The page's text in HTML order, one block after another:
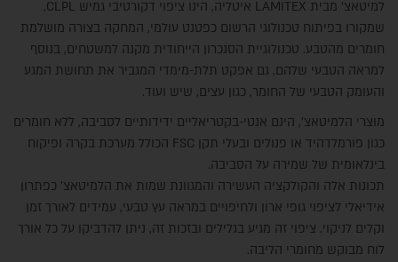
למיטאצ' מבית LAMITEX איטליה, הינו ציפוי דקורטיבי גמיש CLPL,
שמקורו בפיתוח טכנולוגי הרשום כפטנט עולמי, המחקה בצורה מושלמת
חומרים מהטבע. טכנולוגיית הסנכרון הייחודית מקנה למשטחים, בנוסף
למראה הטבעי שלהם, גם אפקט תלת-מימדי המגביר את תחושת המגע
והעומק הטבעי של החומר, כגון עצים, שיש ועוד.
מוצרי הלמיטאצ', הינם אנטי-בקטריאליים ידידותיים לסביבה, ללא חומרים
כגון פורמלדהיד או פנולים ובעלי תקן FSC הכולל מערכת בקרה ופיקוח
בינלאומית של שמירה על הסביבה.
תכונות אלה והקולקציה העשירה והמגוונת שמות את הלמיטאצ' כפתרון
אידיאלי לציפוי גופי ארון ולחיפויים במראה עץ טבעי, עמידים לאורך זמן
וקלים לניקוי. ציפוי זה מגיע בגלילים ובזכות זה, ניתן להדביקו על כל אורך
לוח מבוקש מחומרי הליבה.